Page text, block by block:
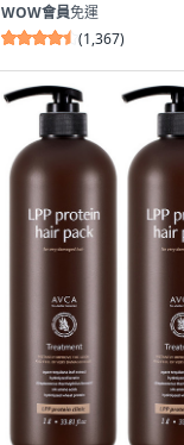
WOW會員免運
(1,367)